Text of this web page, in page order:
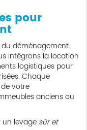
pour
déménagement.
intégrons la location
logistiques pour
Chaque
votre
anciens ou
levage sûr et